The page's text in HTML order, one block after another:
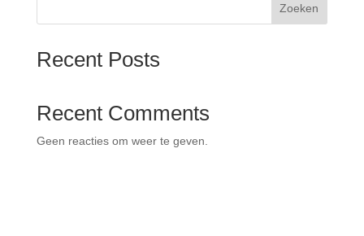
Zoeken
Recent Posts
Recent Comments
Geen reacties om weer te geven.